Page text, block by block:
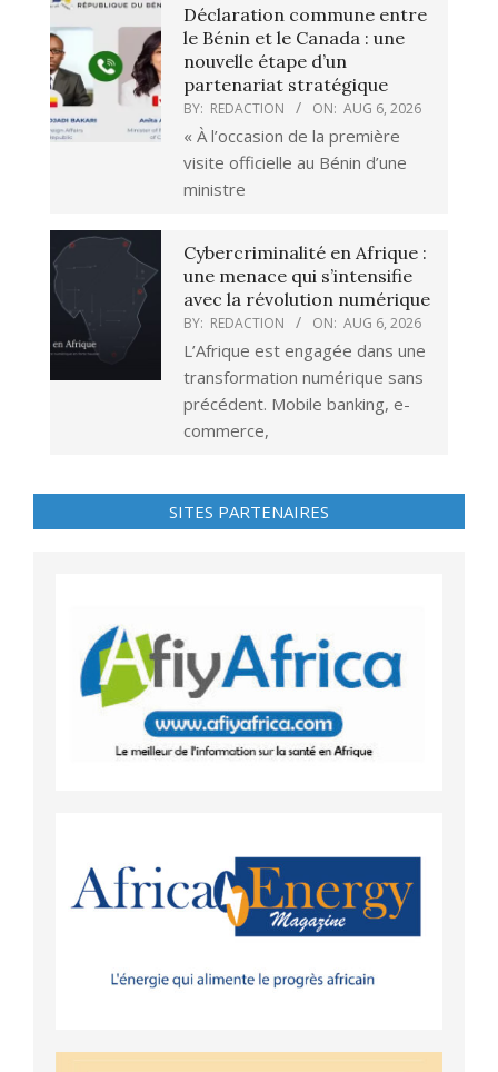
Déclaration commune entre
le Bénin et le Canada : une
nouvelle étape d’un
partenariat stratégique
BY: REDACTION ON: AUG 6, 2026
« À l’occasion de la première
visite officielle au Bénin d’une
ministre
Cybercriminalité en Afrique :
une menace qui s’intensifie
avec la révolution numérique
BY: REDACTION ON: AUG 6, 2026
L’Afrique est engagée dans une
transformation numérique sans
précédent. Mobile banking, e-
commerce,
SITES PARTENAIRES